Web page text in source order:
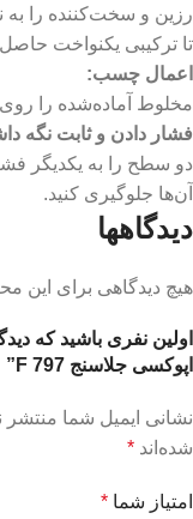
رزین و سخت‌کننده را به
تا ترکیبی یکنواخت
اعمال چسب:
مخلوط آماده‌شده را
فشار دادن و ثابت نگه
دو سطح را به یکدیگر
آن‌ها جلوگیری کنید.
دیدگاهها
هیچ دیدگاهی برای این
اولین نفری باشید که
اپوکسی جلاسنج 797 F”
نشانی ایمیل شما منتشر
شده‌اند *
امتیاز شما *